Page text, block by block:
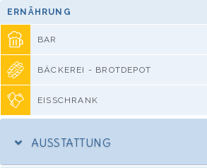
ERNÄHRUNG
BAR
BÄCKEREI - BROTDEPOT
EISSCHRANK
AUSSTATTUNG